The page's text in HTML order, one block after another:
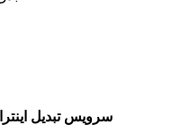
سرویس تبدیل